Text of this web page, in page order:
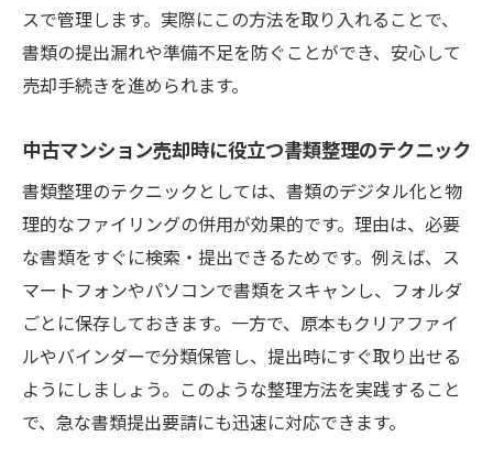
スで管理します。実際にこの方法を取り入れることで、
書類の提出漏れや準備不足を防ぐことができ、安心して
売却手続きを進められます。
中古マンション売却時に役立つ書類整理のテクニック
書類整理のテクニックとしては、書類のデジタル化と物
理的なファイリングの併用が効果的です。理由は、必要
な書類をすぐに検索・提出できるためです。例えば、ス
マートフォンやパソコンで書類をスキャンし、フォルダ
ごとに保存しておきます。一方で、原本もクリアファイ
ルやバインダーで分類保管し、提出時にすぐ取り出せる
ようにしましょう。このような整理方法を実践すること
で、急な書類提出要請にも迅速に対応できます。